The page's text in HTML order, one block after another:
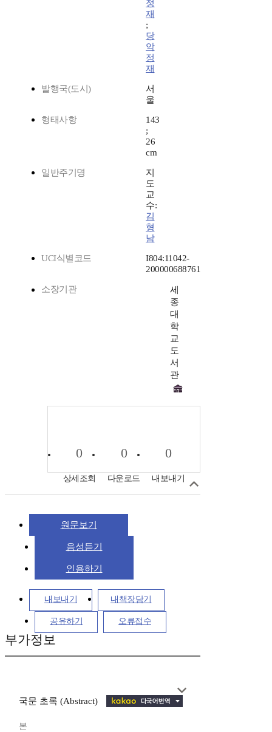
정
재
;
당
악
정
재
발행국(도시)
서
울
형태사항
143
;
26
cm
일반주기명
지
도
교
수:
김
형
남
UCI식별코드
I804:11042-
200000688761
소장기관
세
종
대
학
교
도
서
관
0
상세조회
0
다운로드
0
내보내기
원문보기
음성듣기
인용하기
내보내기 내책장담기
공유하기 오류접수
부가정보
국문 초록 (Abstract)
본